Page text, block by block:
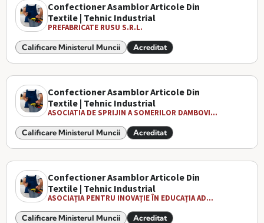
Confectioner Asamblor Articole Din
Textile | Tehnic Industrial
PREFABRICATE RUSU S.R.L.
Calificare Ministerul Muncii Acreditat
Confectioner Asamblor Articole Din
Textile | Tehnic Industrial
ASOCIATIA DE SPRIJIN A SOMERILOR DAMBOVI...
Calificare Ministerul Muncii Acreditat
Confectioner Asamblor Articole Din
Textile | Tehnic Industrial
ASOCIAȚIA PENTRU INOVAȚIE ÎN EDUCAȚIA AD...
Calificare Ministerul Muncii Acreditat